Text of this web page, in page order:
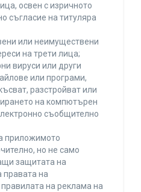
освен с изричното
съгласие на титуляра
или неимуществени
на трети лица;
вируси или други
или програми,
разстройват или
на компютърен
съобщително
приложимото
но не само
защитата на
правата на
на реклама на